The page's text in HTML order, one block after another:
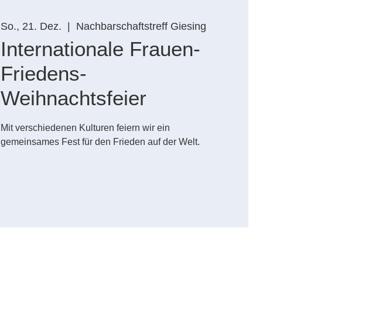
So., 21. Dez. Nachbarschaftstreff Giesing
Internationale Frauen-
Friedens-
Weihnachtsfeier
Mit verschiedenen Kulturen feiern wir ein
gemeinsames Fest für den Frieden auf der Welt.